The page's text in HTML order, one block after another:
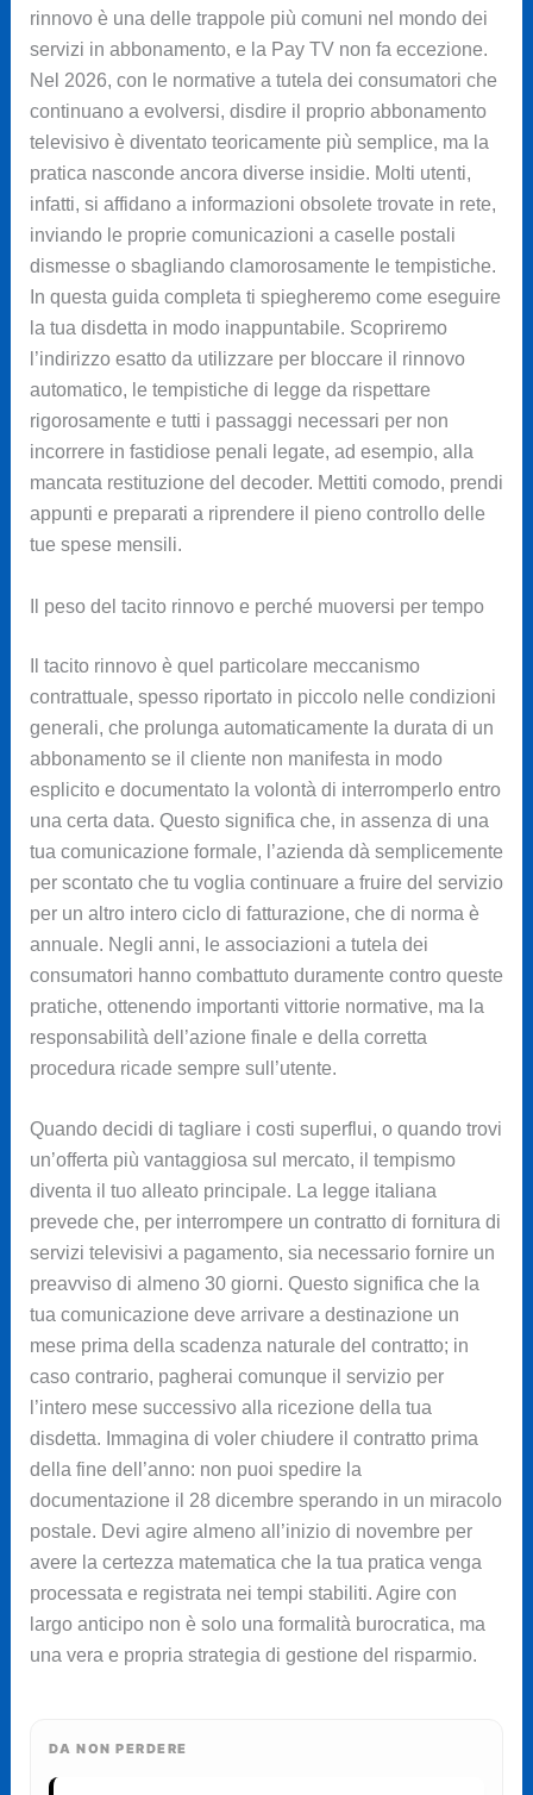
rinnovo è una delle trappole più comuni nel mondo dei
servizi in abbonamento, e la Pay TV non fa eccezione.
Nel 2026, con le normative a tutela dei consumatori che
continuano a evolversi, disdire il proprio abbonamento
televisivo è diventato teoricamente più semplice, ma la
pratica nasconde ancora diverse insidie. Molti utenti,
infatti, si affidano a informazioni obsolete trovate in rete,
inviando le proprie comunicazioni a caselle postali
dismesse o sbagliando clamorosamente le tempistiche.
In questa guida completa ti spiegheremo come eseguire
la tua disdetta in modo inappuntabile. Scopriremo
l’indirizzo esatto da utilizzare per bloccare il rinnovo
automatico, le tempistiche di legge da rispettare
rigorosamente e tutti i passaggi necessari per non
incorrere in fastidiose penali legate, ad esempio, alla
mancata restituzione del decoder. Mettiti comodo, prendi
appunti e preparati a riprendere il pieno controllo delle
tue spese mensili.
Il peso del tacito rinnovo e perché muoversi per tempo
Il tacito rinnovo è quel particolare meccanismo
contrattuale, spesso riportato in piccolo nelle condizioni
generali, che prolunga automaticamente la durata di un
abbonamento se il cliente non manifesta in modo
esplicito e documentato la volontà di interromperlo entro
una certa data. Questo significa che, in assenza di una
tua comunicazione formale, l’azienda dà semplicemente
per scontato che tu voglia continuare a fruire del servizio
per un altro intero ciclo di fatturazione, che di norma è
annuale. Negli anni, le associazioni a tutela dei
consumatori hanno combattuto duramente contro queste
pratiche, ottenendo importanti vittorie normative, ma la
responsabilità dell’azione finale e della corretta
procedura ricade sempre sull’utente.
Quando decidi di tagliare i costi superflui, o quando trovi
un’offerta più vantaggiosa sul mercato, il tempismo
diventa il tuo alleato principale. La legge italiana
prevede che, per interrompere un contratto di fornitura di
servizi televisivi a pagamento, sia necessario fornire un
preavviso di almeno 30 giorni. Questo significa che la
tua comunicazione deve arrivare a destinazione un
mese prima della scadenza naturale del contratto; in
caso contrario, pagherai comunque il servizio per
l’intero mese successivo alla ricezione della tua
disdetta. Immagina di voler chiudere il contratto prima
della fine dell’anno: non puoi spedire la
documentazione il 28 dicembre sperando in un miracolo
postale. Devi agire almeno all’inizio di novembre per
avere la certezza matematica che la tua pratica venga
processata e registrata nei tempi stabiliti. Agire con
largo anticipo non è solo una formalità burocratica, ma
una vera e propria strategia di gestione del risparmio.
DA NON PERDERE